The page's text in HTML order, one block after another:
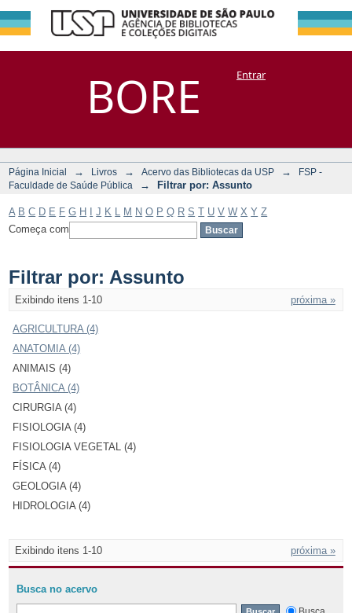
BORE
Filtrar por:
Assunto
DSpace/Manakin + CoriscoEntrar
Página Inicial → Livros → Acervo das Bibliotecas da USP →
FSP -
Faculdade de Saúde Pública
→ Filtrar por: Assunto
A B C D E F G H J K M N O P Q R S T U V W X Y Z
Começa com
Filtrar por: Assunto
Exibindo itens 1-10 próxima »
AGRICULTURA (4)
ANATOMIA (4)
ANIMAIS (4)
BOTÂNICA (4)
CIRURGIA (4)
FISIOLOGIA (4)
FISIOLOGIA VEGETAL (4)
FÍSICA (4)
GEOLOGIA (4)
HIDROLOGIA (4)
Exibindo itens 1-10 próxima »
Busca no acervo